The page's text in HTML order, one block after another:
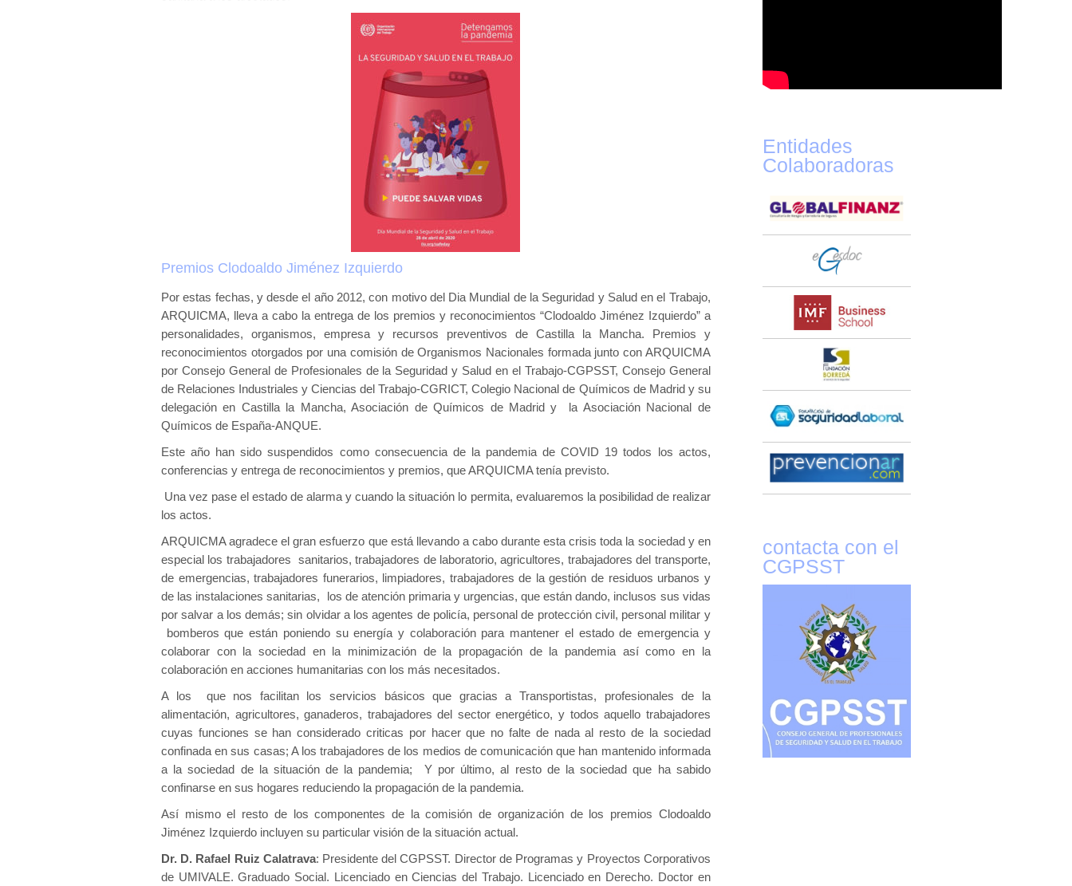
Premios Clodoaldo Jiménez Izquierdo
Por estas fechas, y desde el año 2012, con motivo del Dia Mundial de la Seguridad y Salud en el Trabajo,
ARQUICMA, lleva a cabo la entrega de los premios y reconocimientos “Clodoaldo Jiménez Izquierdo” a
personalidades, organismos, empresa y recursos preventivos de Castilla la Mancha. Premios y
reconocimientos otorgados por una comisión de Organismos Nacionales formada junto con ARQUICMA
por Consejo General de Profesionales de la Seguridad y Salud en el Trabajo-CGPSST, Consejo General
de Relaciones Industriales y Ciencias del Trabajo-CGRICT, Colegio Nacional de Químicos de Madrid y su
delegación en Castilla la Mancha, Asociación de Químicos de Madrid y la Asociación Nacional de
Químicos de España-ANQUE.
Este año han sido suspendidos como consecuencia de la pandemia de COVID 19 todos los actos,
conferencias y entrega de reconocimientos y premios, que ARQUICMA tenía previsto.
Una vez pase el estado de alarma y cuando la situación lo permita, evaluaremos la posibilidad de realizar
los actos.
ARQUICMA agradece el gran esfuerzo que está llevando a cabo durante esta crisis toda la sociedad y en
especial los trabajadores sanitarios, trabajadores de laboratorio, agricultores, trabajadores del transporte,
de emergencias, trabajadores funerarios, limpiadores, trabajadores de la gestión de residuos urbanos y
de las instalaciones sanitarias, los de atención primaria y urgencias, que están dando, inclusos sus vidas
por salvar a los demás; sin olvidar a los agentes de policía, personal de protección civil, personal militar y
bomberos que están poniendo su energía y colaboración para mantener el estado de emergencia y
colaborar con la sociedad en la minimización de la propagación de la pandemia así como en la
colaboración en acciones humanitarias con los más necesitados.
A los que nos facilitan los servicios básicos que gracias a Transportistas, profesionales de la
alimentación, agricultores, ganaderos, trabajadores del sector energético, y todos aquello trabajadores
cuyas funciones se han considerado criticas por hacer que no falte de nada al resto de la sociedad
confinada en sus casas; A los trabajadores de los medios de comunicación que han mantenido informada
a la sociedad de la situación de la pandemia; Y por último, al resto de la sociedad que ha sabido
confinarse en sus hogares reduciendo la propagación de la pandemia.
Así mismo el resto de los componentes de la comisión de organización de los premios Clodoaldo
Jiménez Izquierdo incluyen su particular visión de la situación actual.
Dr. D. Rafael Ruiz Calatrava: Presidente del CGPSST. Director de Programas y Proyectos Corporativos
de UMIVALE. Graduado Social. Licenciado en Ciencias del Trabajo. Licenciado en Derecho. Doctor en
Entidades
Colaboradoras
contacta con el
CGPSST